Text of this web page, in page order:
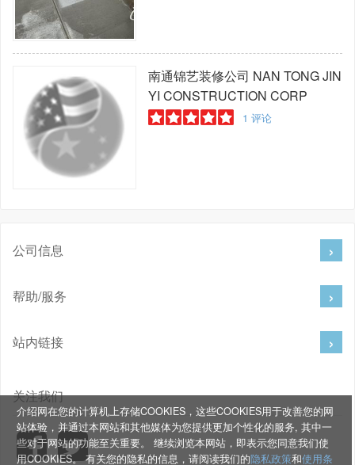
南通锦艺装修公司 NAN TONG JIN
YI CONSTRUCTION CORP
1 评论
介绍网在您的计算机上存储COOKIES，这些COOKIES用于改善您的网
站体验，并通过本网站和其他媒体为您提供更加个性化的服务, 其中一
些对于网站的功能至关重要。 继续浏览本网站，即表示您同意我们使
用COOKIES。 有关您的隐私的信息，请阅读我们的隐私政策和使用条
公司信息
帮助/服务
站内链接
关注我们